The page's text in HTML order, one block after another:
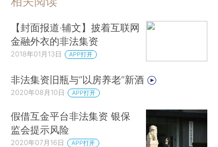
【封面报道·辅文】披着互联网
金融外衣的非法集资
2018年01月13日 APP打开
非法集资旧瓶与“以房养老”新酒
2020年08月10日 APP打开
假借互金平台非法集资 银保
监会提示风险
2020年07月16日 APP打开